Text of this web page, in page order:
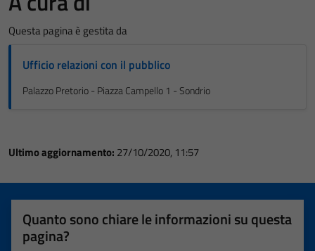
Questa pagina è gestita da
Ufficio relazioni con il pubblico
Palazzo Pretorio - Piazza Campello 1 - Sondrio
Ultimo aggiornamento: 27/10/2020, 11:57
Quanto sono chiare le informazioni su questa
pagina?